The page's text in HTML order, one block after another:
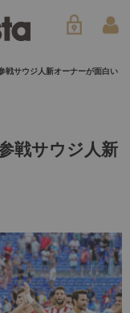
戦サウジ人新オーナーが面白い
戦サウジ人新